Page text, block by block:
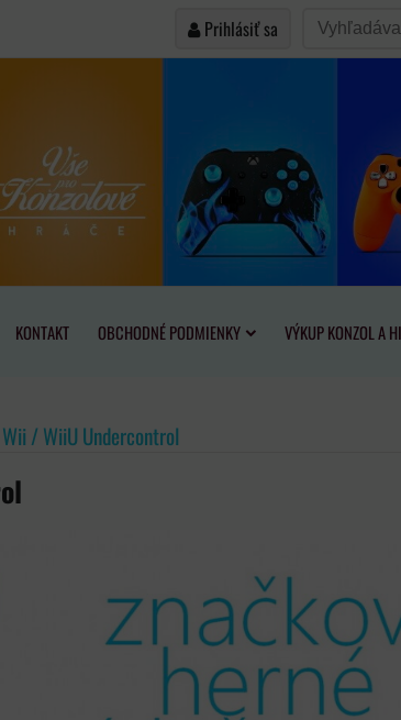
Prihlásiť sa
KONTAKT OBCHODNÉ PODMIENKY VÝKUP KONZOL A
Wii / WiiU Undercontrol